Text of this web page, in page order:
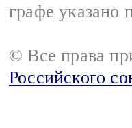
графе указано
© Все права
Российского